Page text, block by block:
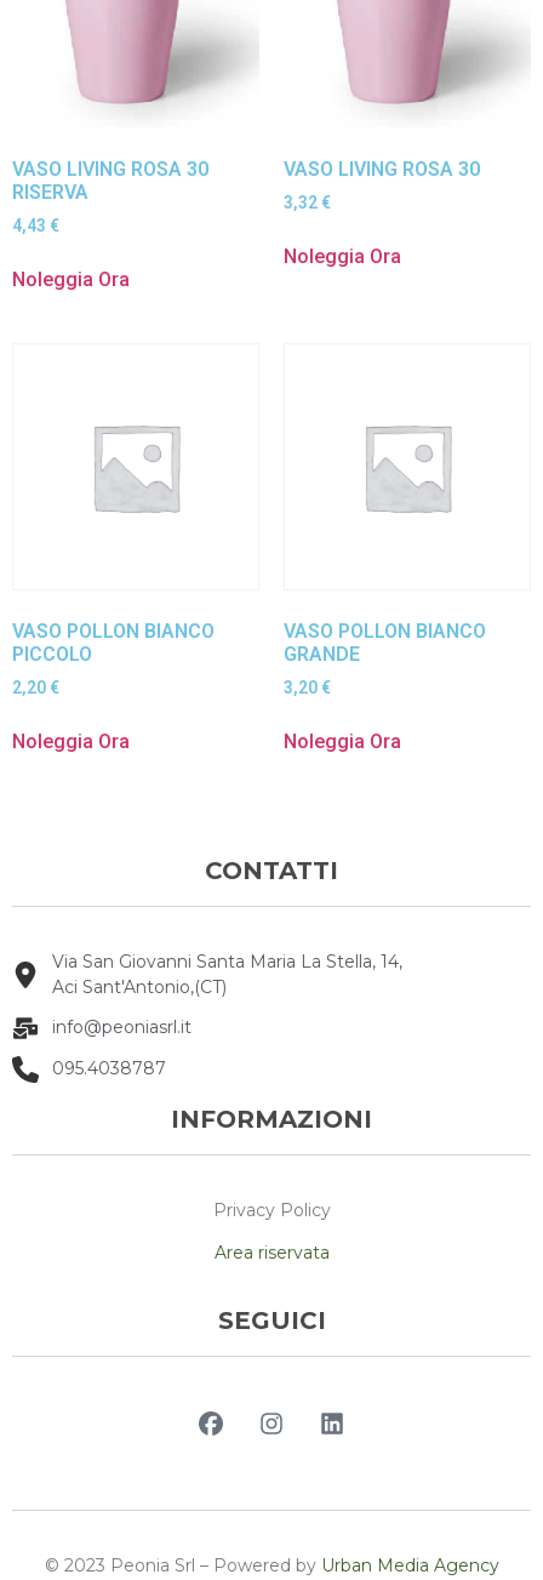
VASO LIVING ROSA 30
RISERVA
4,43 €
Noleggia Ora
VASO LIVING ROSA 30
3,32 €
Noleggia Ora
VASO POLLON BIANCO
PICCOLO
2,20 €
Noleggia Ora
VASO POLLON BIANCO
GRANDE
3,20 €
Noleggia Ora
CONTATTI
Via San Giovanni Santa Maria La Stella, 14,
Aci Sant'Antonio,(CT)
info@peoniasrl.it
095.4038787
INFORMAZIONI
Privacy Policy
Area riservata
SEGUICI
© 2023 Peonia Srl – Powered by Urban Media Agency